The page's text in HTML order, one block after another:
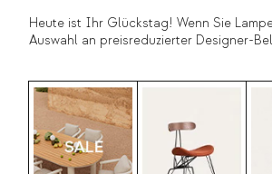
Heute ist Ihr Glückstag! Wenn Sie
Auswahl an preisreduzierter Designer-
Raum in Ihrem Zuhause und/oder